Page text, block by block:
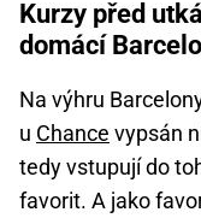
Kurzy před
domácí
Na výhru
u Chance vypsán
tedy vstupují do
favorit. A jako